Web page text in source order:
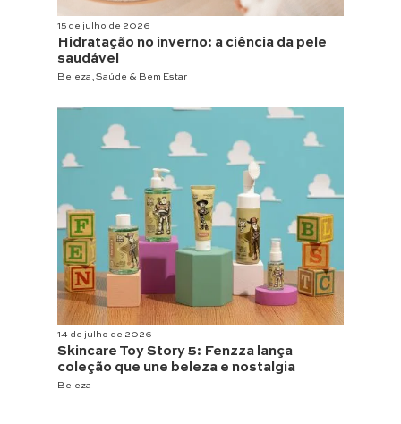
15 de julho de 2026
Hidratação no inverno: a ciência da pele
saudável
Beleza , Saúde & Bem Estar
14 de julho de 2026
Skincare Toy Story 5: Fenzza lança
coleção que une beleza e nostalgia
Beleza